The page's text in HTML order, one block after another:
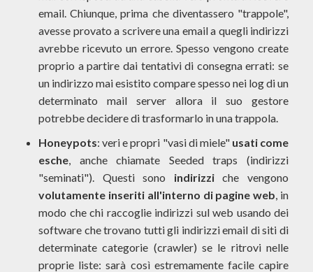
email. Chiunque, prima che diventassero "trappole",
avesse provato a scrivere una email a quegli indirizzi
avrebbe ricevuto un errore. Spesso vengono create
proprio a partire dai tentativi di consegna errati: se
un indirizzo mai esistito compare spesso nei log di un
determinato mail server allora il suo gestore
potrebbe decidere di trasformarlo in una trappola.
Honeypots: veri e propri "vasi di miele" usati come
esche, anche chiamate Seeded traps (indirizzi
"seminati"). Questi sono indirizziche vengono
volutamente inseriti all'interno di pagine web, in
modo che chi raccoglie indirizzi sul web usando dei
software che trovano tutti gli indirizzi email di siti di
determinate categorie (crawler) se le ritrovi nelle
proprie liste: sarà così estremamente facile capire